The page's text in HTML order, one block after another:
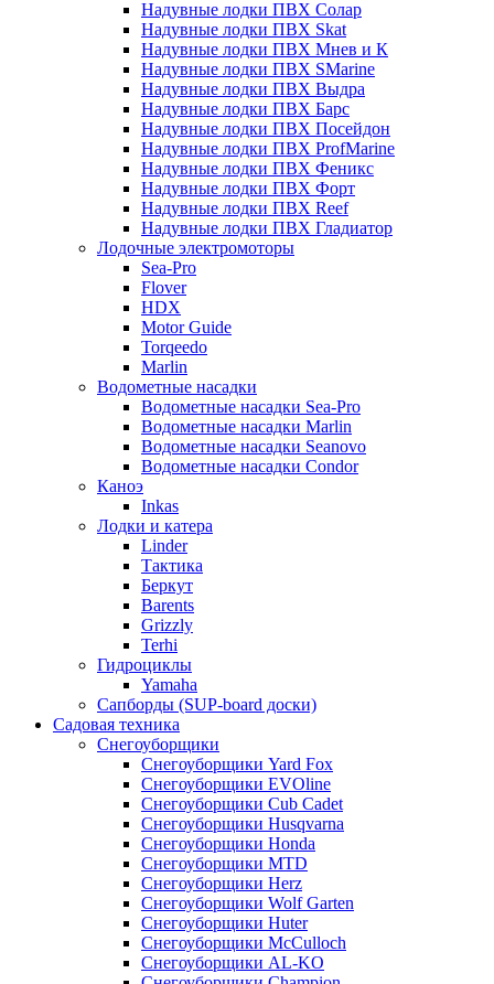
Надувные лодки ПВХ Солар
Надувные лодки ПВХ Skat
Надувные лодки ПВХ Мнев и К
Надувные лодки ПВХ SMarine
Надувные лодки ПВХ Выдра
Надувные лодки ПВХ Барс
Надувные лодки ПВХ Посейдон
Надувные лодки ПВХ ProfMarine
Надувные лодки ПВХ Феникс
Надувные лодки ПВХ Форт
Надувные лодки ПВХ Reef
Надувные лодки ПВХ Гладиатор
Лодочные электромоторы
Sea-Pro
Flover
HDX
Motor Guide
Torqeedo
Marlin
Водометные насадки
Водометные насадки Sea-Pro
Водометные насадки Marlin
Водометные насадки Seanovo
Водометные насадки Condor
Каноэ
Inkas
Лодки и катера
Linder
Тактика
Беркут
Barents
Grizzly
Terhi
Гидроциклы
Yamaha
Сапборды (SUP-board доски)
Садовая техника
Снегоуборщики
Снегоуборщики Yard Fox
Снегоуборщики EVOline
Снегоуборщики Cub Cadet
Снегоуборщики Husqvarna
Снегоуборщики Honda
Снегоуборщики MTD
Снегоуборщики Herz
Снегоуборщики Wolf Garten
Снегоуборщики Huter
Снегоуборщики McCulloch
Снегоуборщики AL-KO